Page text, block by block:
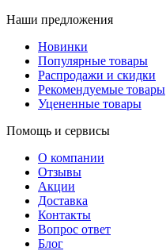
Наши предложения
Новинки
Популярные товары
Распродажи и скидки
Рекомендуемые товары
Уцененные товары
Помощь и сервисы
О компании
Отзывы
Акции
Доставка
Контакты
Вопрос ответ
Блог